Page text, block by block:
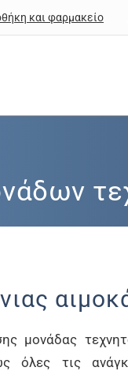
και φαρμακείο
μονάδας
όλες τις